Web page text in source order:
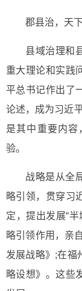
郡县治，天下
县域治理和
重大理论和实践
平总书记作出了
论述，成为习近
是其中重要内容
验。
战略是从全
略引领，贯穿习
定，提出发展“
略引领作用，亲
发展战略》;在福
略设想》。这些